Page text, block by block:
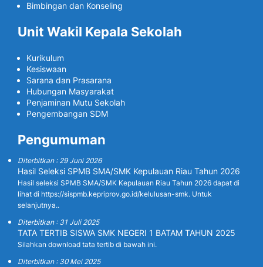
Bimbingan dan Konseling
Unit Wakil Kepala Sekolah
Kurikulum
Kesiswaan
Sarana dan Prasarana
Hubungan Masyarakat
Penjaminan Mutu Sekolah
Pengembangan SDM
Pengumuman
Diterbitkan : 29 Juni 2026
Hasil Seleksi SPMB SMA/SMK Kepulauan Riau Tahun 2026
Hasil seleksi SPMB SMA/SMK Kepulauan Riau Tahun 2026 dapat di
lihat di https://sispmb.kepriprov.go.id/kelulusan-smk. Untuk
selanjutnya..
Diterbitkan : 31 Juli 2025
TATA TERTIB SISWA SMK NEGERI 1 BATAM TAHUN 2025
Silahkan download tata tertib di bawah ini.
Diterbitkan : 30 Mei 2025